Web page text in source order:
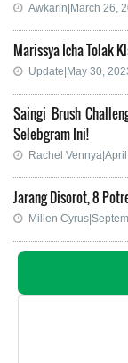
Awkarin|March 26,
Marissya Icha Tolak
Update|May 30,
Saingi Brush
Selebgram Ini!
Rachel
Jarang Disorot, 8
Millen